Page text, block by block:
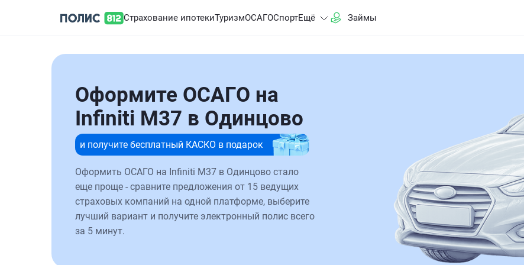
Страхование ипотекиТуризмОСАГОСпортЕщё Займы
Оформите ОСАГО на
Infiniti M37 в Одинцово
и получите бесплатный КАСКО в подарок
Оформить ОСАГО на Infiniti M37 в Одинцово стало
еще проще - сравните предложения от 15 ведущих
страховых компаний на одной платформе, выберите
лучший вариант и получите электронный полис всего
за 5 минут.